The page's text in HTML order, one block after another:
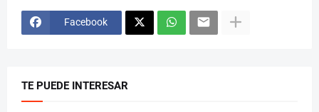
Facebook
TE PUEDE INTERESAR